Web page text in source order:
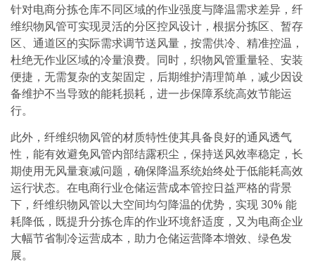
针对电商分拣仓库不同区域的作业强度与降温需求差异，纤
维织物风管可实现灵活的分区控风设计，根据分拣区、暂存
区、通道区的实际需求调节送风量，按需供冷、精准控温，
杜绝无作业区域的冷量浪费。同时，织物风管重量轻、安装
便捷，无需复杂的支架固定，后期维护清理简单，减少因设
备维护不当导致的能耗损耗，进一步保障系统高效节能运
行。
此外，纤维织物风管的材质特性使其具备良好的通风透气
性，能有效避免风管内部结露积尘，保持送风效率稳定，长
期使用无风量衰减问题，确保降温系统始终处于低能耗高效
运行状态。在电商行业仓储运营成本管控日益严格的背景
下，纤维织物风管以大空间均匀降温的优势，实现 30% 能
耗降低，既提升分拣仓库的作业环境舒适度，又为电商企业
大幅节省制冷运营成本，助力仓储运营降本增效、绿色发
展。